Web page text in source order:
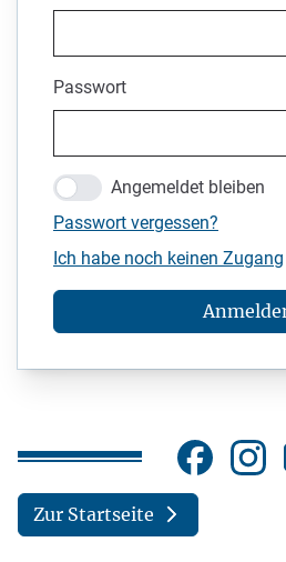
Passwort
Angemeldet bleiben
Passwort vergessen?
Ich habe noch keinen Zugang
Zur Startseite